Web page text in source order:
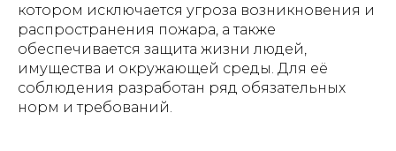
котором исключается угроза возникновения и
распространения пожара, а также
обеспечивается защита жизни людей,
имущества и окружающей среды. Для её
соблюдения разработан ряд обязательных
норм и требований.